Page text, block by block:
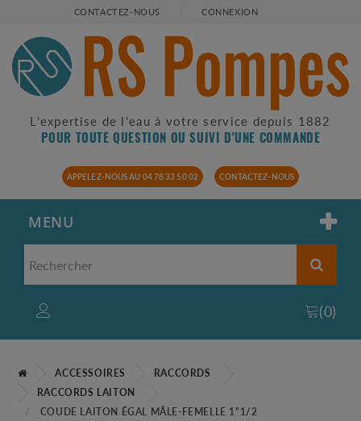
CONTACTEZ-NOUS CONNEXION
L'expertise de l'eau à votre service depuis 1882
POUR TOUTE QUESTION OU SUIVI D'UNE COMMANDE
APPELEZ-NOUS AU 04 78 33 50 02 CONTACTEZ-NOUS
MENU
(0)
ACCESSOIRES
RACCORDS
RACCORDS LAITON
COUDE LAITON ÉGAL MÂLE-FEMELLE 1"1/2